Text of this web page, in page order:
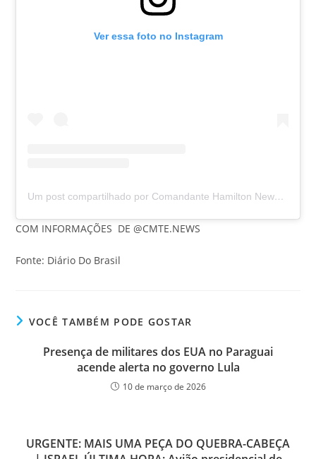
Ver essa foto no Instagram
Um post compartilhado por Comandante Hamilton News (@cmte.news)
COM INFORMAÇÕES DE @CMTE.NEWS
Fonte: Diário Do Brasil
VOCÊ TAMBÉM PODE GOSTAR
Presença de militares dos EUA no Paraguai
acende alerta no governo Lula
10 de março de 2026
URGENTE: MAIS UMA PEÇA DO QUEBRA-CABEÇA